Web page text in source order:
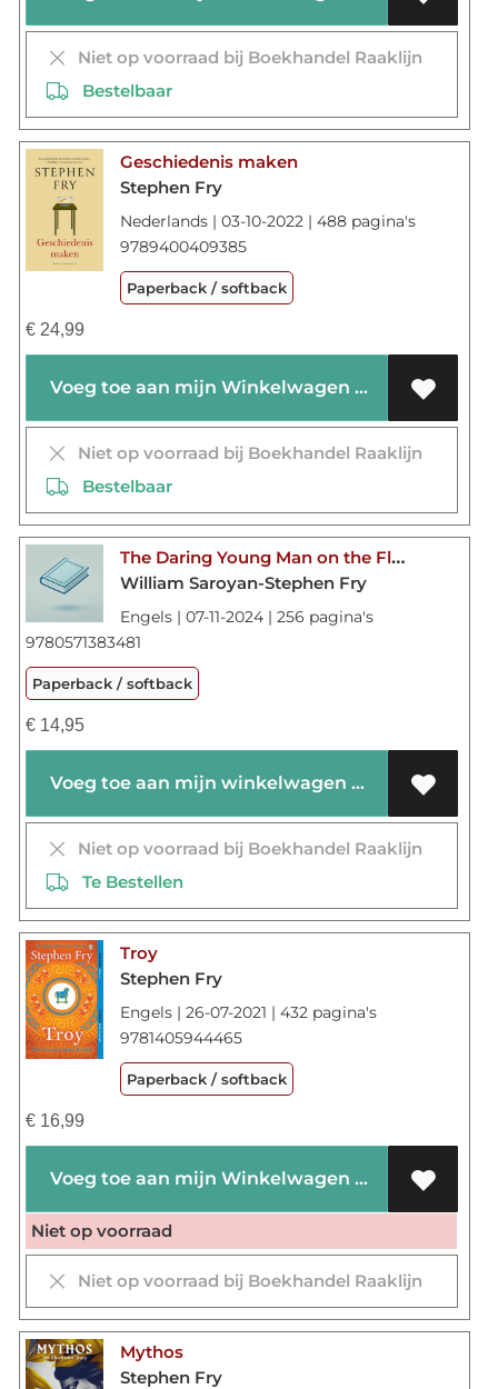
Niet op voorraad bij Boekhandel Raaklijn
Bestelbaar
Geschiedenis maken
Stephen Fry
Nederlands | 03-10-2022 | 488 pagina's
9789400409385
Paperback / softback
€24,99
Voeg toe aan mijn Winkelwagen
Niet op voorraad bij Boekhandel Raaklijn
Bestelbaar
The Daring Young Man on the Flying Trapeze
William Saroyan-Stephen Fry
Engels | 07-11-2024 | 256 pagina's
9780571383481
Paperback / softback
€14,95
Voeg toe aan mijn winkelwagen
Niet op voorraad bij Boekhandel Raaklijn
Te Bestellen
Troy
Stephen Fry
Engels | 26-07-2021 | 432 pagina's
9781405944465
Paperback / softback
€16,99
Voeg toe aan mijn Winkelwagen
Niet op voorraad
Niet op voorraad bij Boekhandel Raaklijn
Mythos
Stephen Fry